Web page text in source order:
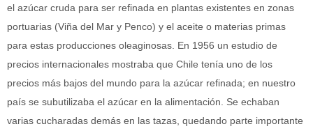
el azúcar cruda para ser refinada en plantas existentes en zonas
portuarias (Viña del Mar y Penco) y el aceite o materias primas
para estas producciones oleaginosas. En 1956 un estudio de
precios internacionales mostraba que Chile tenía uno de los
precios más bajos del mundo para la azúcar refinada; en nuestro
país se subutilizaba el azúcar en la alimentación. Se echaban
varias cucharadas demás en las tazas, quedando parte importante